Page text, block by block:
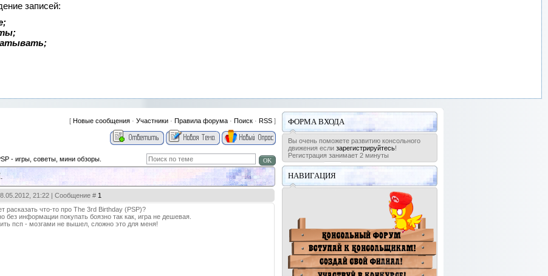
записей:
[ Новые сообщения · Участники · Правила форума · Поиск · RSS ]
- игры, советы, мини обзоры.
21:22 | Сообщение # 1
расказать что-то про The 3rd Birthday (PSP)?
без информации покупать боязно так как, игра не дешевая.
псп - мозгами не вышел, сложно это для меня!
ФОРМА ВХОДА
Вы очень поможете развитию консольного
движения если зарегистрируйтесь!
Регистрация занимает 2 минуты
НАВИГАЦИЯ